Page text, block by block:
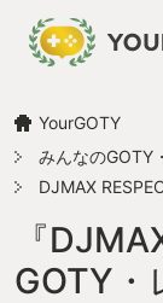
YourGOTY
みんなのGOTY
DJMAX
『
GOTY・